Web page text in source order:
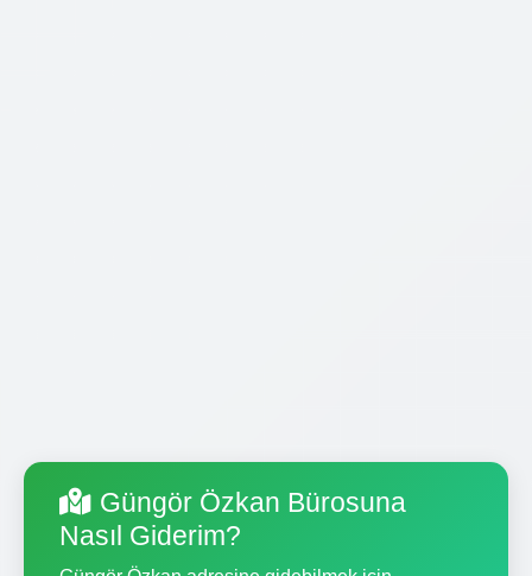
Güngör Özkan Bürosuna
Nasıl Giderim?